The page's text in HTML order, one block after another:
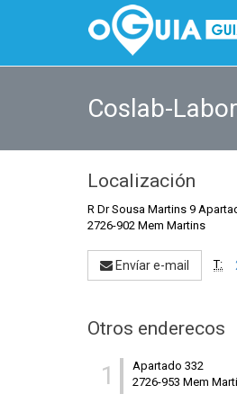
Coslab-
Localización
R Dr Sousa Martins 9
2726-902 Mem Martins
Envíar e-mail T:
Otros enderecos
1
Apartado 332
2726-953 Mem